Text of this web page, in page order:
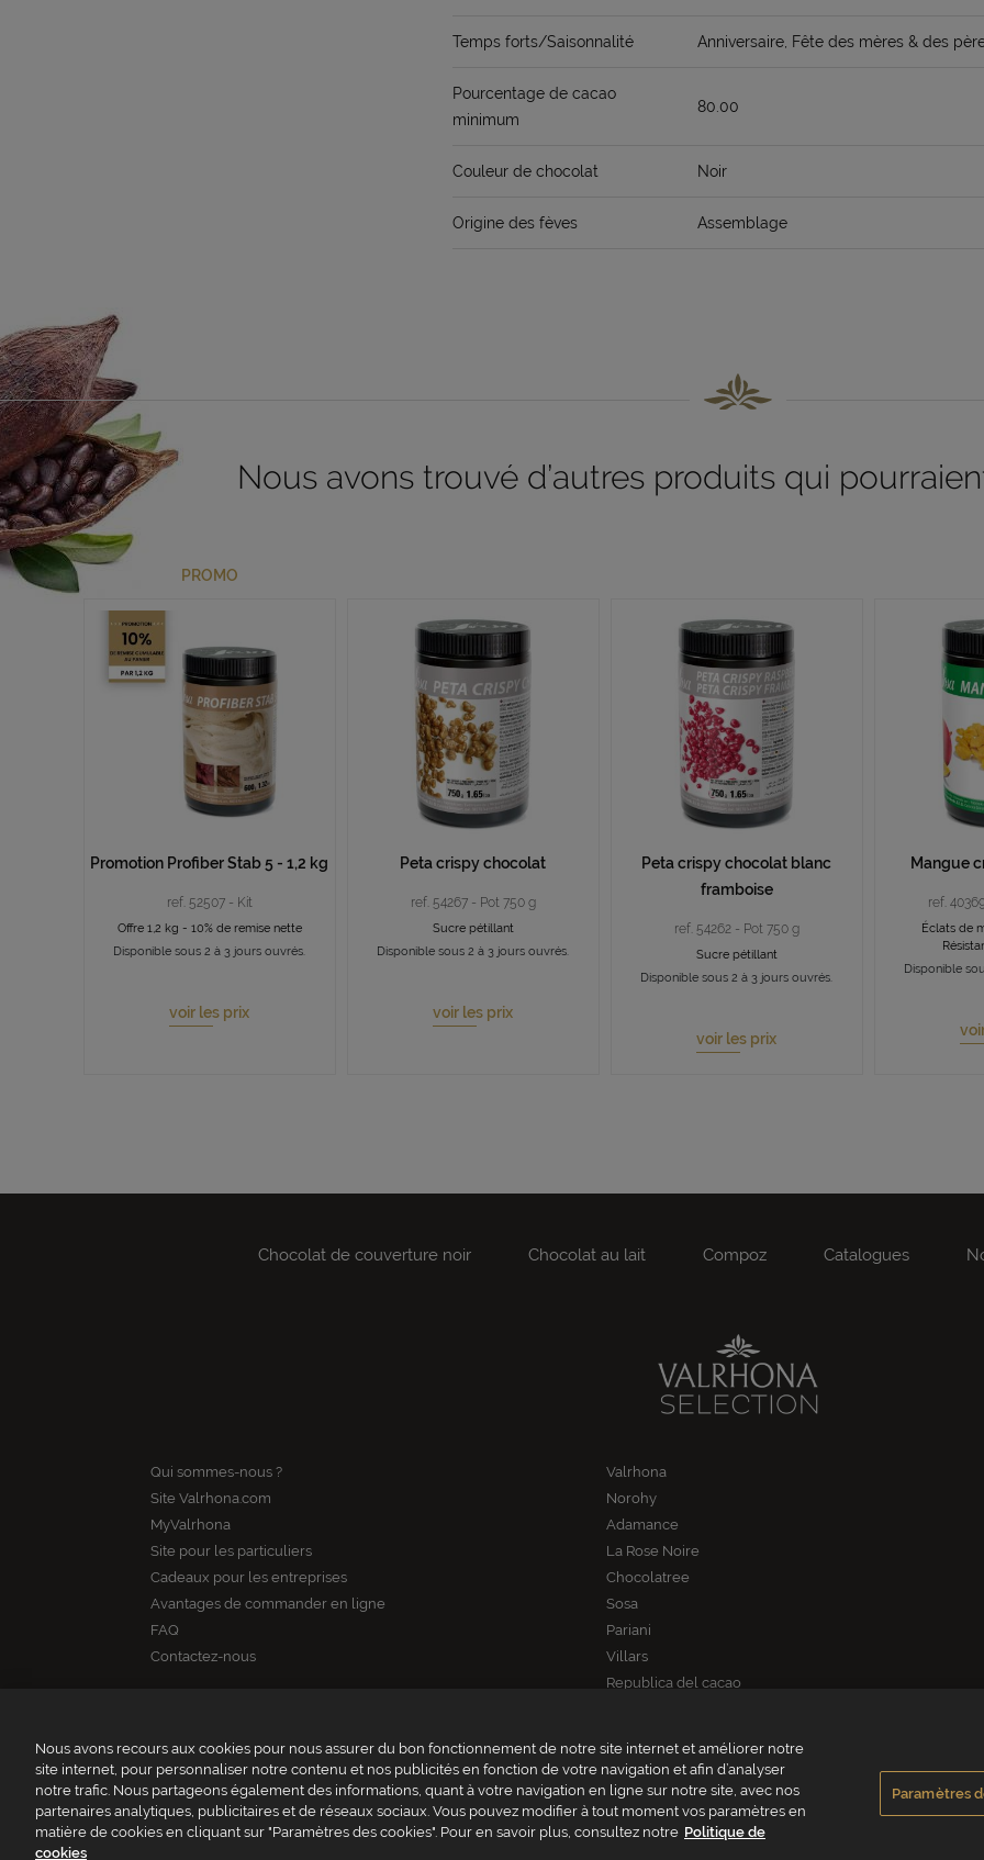
Temps forts/Saisonnalité Anniversaire, Fête des mères & des
Pourcentage de cacao
minimum
80.00
Couleur de chocolat Noir
Origine des fèves Assemblage
Nous avons trouvé d’autres produits qui
PROMO
Promotion Profiber Stab 5 - 1,2 kg
ref. 52507 - Kit
Offre 1,2 kg - 10% de remise nette
Disponible sous 2 à 3 jours ouvrés.
voir les prix
Peta crispy chocolat
ref. 54267 - Pot 750 g
Sucre pétillant
Disponible sous 2 à 3 jours ouvrés.
voir les prix
Peta crispy chocolat blanc
framboise
ref. 54262 - Pot 750 g
Sucre pétillant
Disponible sous 2 à 3 jours ouvrés.
voir les prix
Mangue
ref.
Éclats de
Disponible
Chocolat de couverture noir Chocolat au lait Compoz Catalogues
Qui sommes-nous ?
Site Valrhona.com
MyValrhona
Site pour les particuliers
Cadeaux pour les entreprises
Avantages de commander en ligne
FAQ
Contactez-nous
Valrhona
Norohy
Adamance
La Rose Noire
Chocolatree
Sosa
Pariani
Villars
Republica del cacao
VALRHONA FRANCE - ZA Les Fleurons - 315 Allée des Bergerons - 26600 Mercurol -
Nous avons recours aux cookies pour nous assurer du bon fonctionnement de notre site internet et améliorer notre
site internet, pour personnaliser notre contenu et nos publicités en fonction de votre navigation et afin d’analyser
notre trafic. Nous partageons également des informations, quant à votre navigation en ligne sur notre site, avec nos
partenaires analytiques, publicitaires et de réseaux sociaux. Vous pouvez modifier à tout moment vos paramètres en
matière de cookies en cliquant sur "Paramètres des cookies". Pour en savoir plus, consultez notre Politique de
cookies
Paramètres